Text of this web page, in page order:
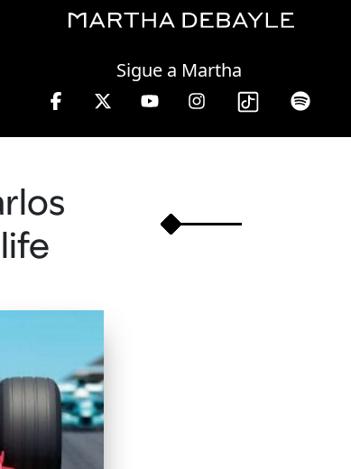
Sigue a Martha
10 a 13 hrs.